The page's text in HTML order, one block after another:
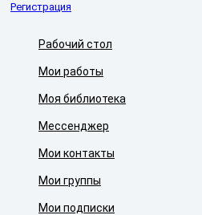
Регистрация
Рабочий стол
Мои работы
Моя библиотека
Мессенджер
Мои контакты
Мои группы
Мои подписки